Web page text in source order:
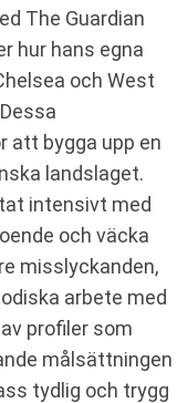
The Guardian
hur hans egna
och West
att bygga upp en
landslaget.
intensivt med
och väcka
misslyckanden,
arbete med
profiler som
målsättningen
tydlig och trygg